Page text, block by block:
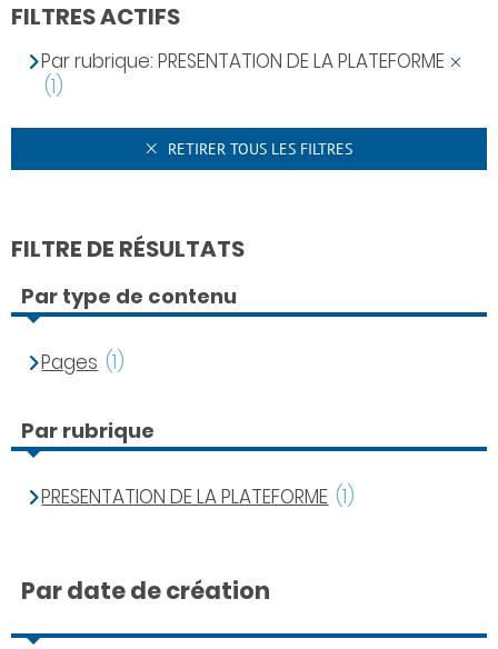
FILTRES ACTIFS
Par rubrique: PRESENTATION DE LA PLATEFORME
(1)
RETIRER TOUS LES FILTRES
FILTRE DE RÉSULTATS
Par type de contenu
Pages (1)
Par rubrique
PRESENTATION DE LA PLATEFORME (1)
Par date de création